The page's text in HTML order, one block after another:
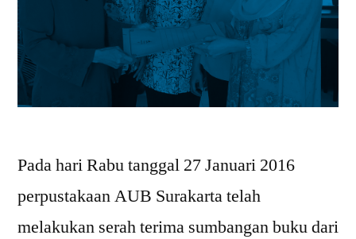
Pada hari Rabu tanggal 27 Januari 2016
perpustakaan AUB Surakarta telah
melakukan serah terima sumbangan buku dari